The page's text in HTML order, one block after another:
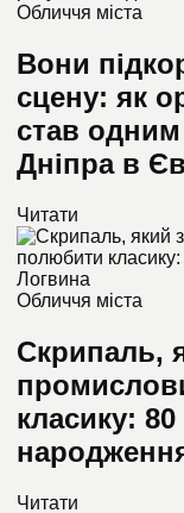
Обличчя міста
Вони
сцену: як
став одним
Дніпра в
Читати
Обличчя міста
Скрипаль,
класику:
Читати